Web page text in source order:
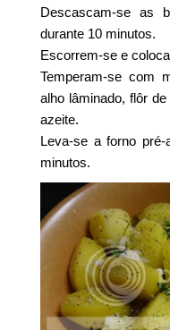
Descascam-se as
durante 10 minutos.
Escorrem-se e
Temperam-se com
alho lâminado, flôr
azeite.
Leva-se a forno pré-
minutos.